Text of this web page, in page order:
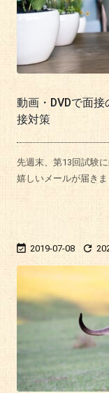
動画・DVDで面
接対策
先週末、第13回試験
嬉しいメールが届き
 2019-07-08 